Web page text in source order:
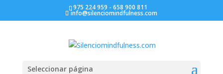
975 224 959 - 658 900 811
info@silenciomindfulness.com
Seleccionar página